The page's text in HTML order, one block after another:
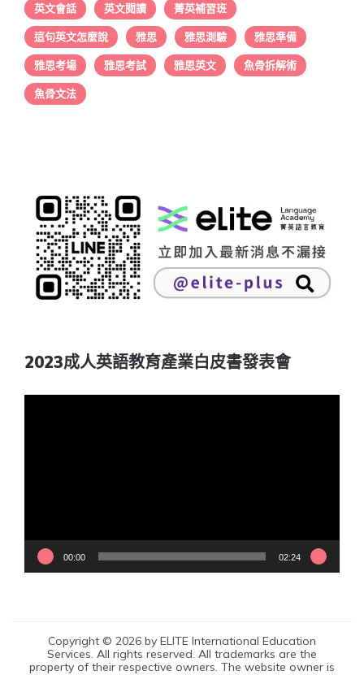
英文會話 英文閱讀 菁英補習班
這句英文怎麼說 雅思 雅思測驗 雅思準備
雅思考場 雅思考試 雅思英文 魚骨拆解術
魚骨文法
2023成人英語教育產業白皮書發表會
00:00 02:24
Copyright © 2026 by ELITE International Education
Services. All rights reserved. All trademarks are the
property of their respective owners. The website owner is